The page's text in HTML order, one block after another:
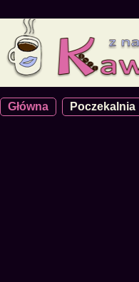
Główna Poczekalnia